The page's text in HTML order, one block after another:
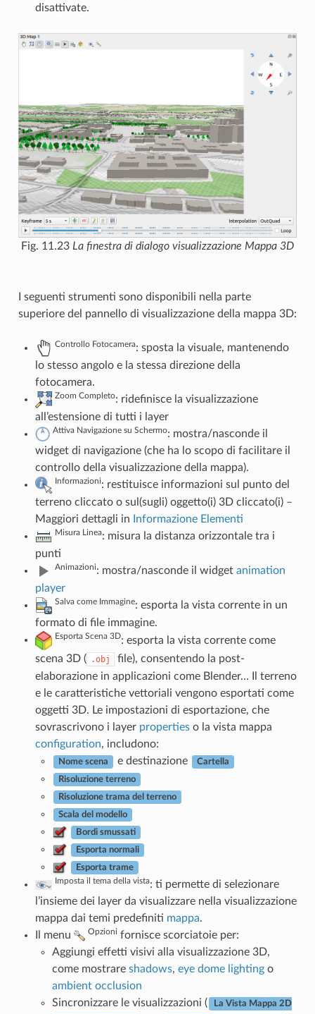
disattivate.
Fig. 11.23 La finestra di dialogo visualizzazione Mappa 3D
I seguenti strumenti sono disponibili nella parte
superiore del pannello di visualizzazione della mappa 3D:
Controllo Fotocamera: sposta la visuale, mantenendo
lo stesso angolo e la stessa direzione della
fotocamera.
Zoom Completo: ridefinisce la visualizzazione
all’estensione di tutti i layer
Attiva Navigazione su Schermo: mostra/nasconde il
widget di navigazione (che ha lo scopo di facilitare il
controllo della visualizzazione della mappa).
Informazioni: restituisce informazioni sul punto del
terreno cliccato o sul(sugli) oggetto(i) 3D cliccato(i) –
Maggiori dettagli in
Informazione Elementi
Misura Linea: misura la distanza orizzontale tra i
punti
Animazioni: mostra/nasconde il widget animation
player
Salva come Immagine: esporta la vista corrente in un
formato di file immagine.
Esporta Scena 3D: esporta la vista corrente come
scena 3D ( .obj
file), consentendo la post-
elaborazione in applicazioni come Blender… Il terreno
e le caratteristiche vettoriali vengono esportati come
oggetti 3D. Le impostazioni di esportazione, che
sovrascrivono i layer propertieso la vista mappa
configuration, includono:
Nome scena e destinazione Cartella
Risoluzione terreno
Risoluzione trama del terreno
Scala del modello
Bordi smussati
Esporta normali
Esporta trame
Imposta il tema della vista: ti permette di selezionare
l’insieme dei layer da visualizzare nella visualizzazione
mappa dai temi predefiniti mappa.
Il menu
Opzioni fornisce scorciatoie per:
Aggiungi effetti visivi alla visualizzazione 3D,
come mostrare shadows, eye dome lightingo
ambient occlusion
Sincronizzare le visualizzazioni (
La Vista Mappa 2D